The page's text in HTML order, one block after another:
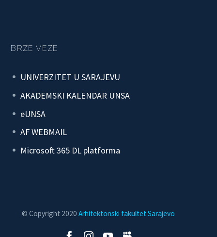
BRZE VEZE
UNIVERZITET U SARAJEVU
AKADEMSKI KALENDAR UNSA
eUNSA
AF WEBMAIL
Microsoft 365 DL platforma
© Copyright 2020 Arhitektonski fakultet Sarajevo